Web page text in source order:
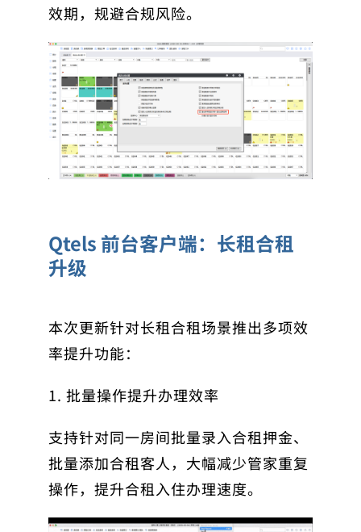
效期，规避合规风险。
Qtels 前台客户端：长租合租
升级
本次更新针对长租合租场景推出多项效
率提升功能：
1. 批量操作提升办理效率
支持针对同一房间批量录入合租押金、
批量添加合租客人，大幅减少管家重复
操作，提升合租入住办理速度。